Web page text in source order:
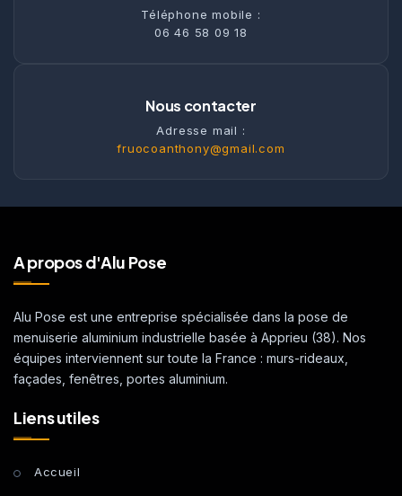
Téléphone mobile :
06 46 58 09 18
Nous contacter
Adresse mail :
fruocoanthony@gmail.com
A propos d'Alu Pose
Alu Pose est une entreprise spécialisée dans la pose de
menuiserie aluminium industrielle basée à Apprieu (38). Nos
équipes interviennent sur toute la France : murs-rideaux,
façades, fenêtres, portes aluminium.
Liens utiles
Accueil